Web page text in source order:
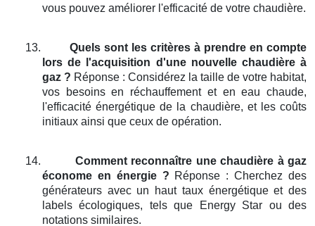
vous pouvez améliorer l'efficacité de votre chaudière.
13.
Quels sont les critères à prendre en compte
lors de l'acquisition d'une nouvelle chaudière à
gaz ? Réponse : Considérez la taille de votre habitat,
vos besoins en réchauffement et en eau chaude,
l'efficacité énergétique de la chaudière, et les coûts
initiaux ainsi que ceux de opération.
14.
Comment reconnaître une chaudière à gaz
économe en énergie ? Réponse : Cherchez des
générateurs avec un haut taux énergétique et des
labels écologiques, tels que Energy Star ou des
notations similaires.